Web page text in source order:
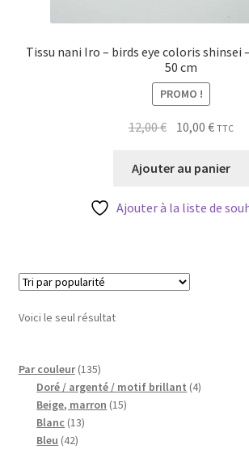
Possibilité de retrait gratuit
Livraison
Mentions légales
Tissu nani Iro – birds eye coloris shinsei
50 cm
PROMO !
12,00€ Le
initial
12,00 €.
10,00€Le
actuel
10,00
TTC
Ajouter au panier
Ajouter à la liste de
Voici le seul résultat
Par couleur 135135
produits
Doré / argenté / motif brillant 44
Beige, marron 1515
Blanc 1313
Bleu 4242